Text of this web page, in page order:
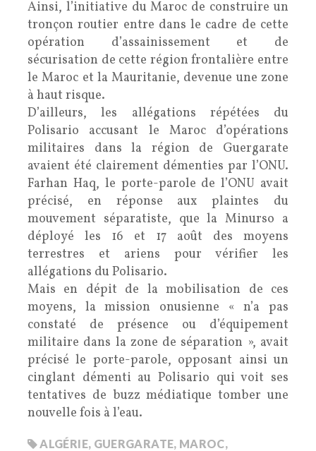
Ainsi, l’initiative du Maroc de construire un
tronçon routier entre dans le cadre de cette
opération d’assainissement et de
sécurisation de cette région frontalière entre
le Maroc et la Mauritanie, devenue une zone
à haut risque.
D’ailleurs, les allégations répétées du
Polisario accusant le Maroc d’opérations
militaires dans la région de Guergarate
avaient été clairement démenties par l’ONU.
Farhan Haq, le porte-parole de l’ONU avait
précisé, en réponse aux plaintes du
mouvement séparatiste, que la Minurso a
déployé les 16 et 17 août des moyens
terrestres et ariens pour vérifier les
allégations du Polisario.
Mais en dépit de la mobilisation de ces
moyens, la mission onusienne « n’a pas
constaté de présence ou d’équipement
militaire dans la zone de séparation », avait
précisé le porte-parole, opposant ainsi un
cinglant démenti au Polisario qui voit ses
tentatives de buzz médiatique tomber une
nouvelle fois à l’eau.
ALGÉRIE, GUERGARATE, MAROC,